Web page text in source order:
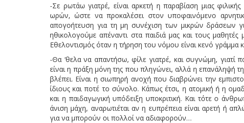
-Σε ρωτάω γιατρέ, είναι αρκετή η παραβίαση μιας
ωρών, ώστε να προκαλέσει στον υποφαινόμενο
απογοήτευση για τη μη συνέχιση των μικρών δράσεων
ηθικολογούμε απέναντι στα παιδιά μας και τους
Εθελοντισμός όταν η τήρηση του νόμου είναι κενό γράμμα
-Θα ‘θελα να απαντήσω, φίλε γιατρέ, και συγνώμη, γιατί
είναι η πράξη μόνη της που πληγώνει, αλλά η επανάληψή
βλέπει. Είναι η σιωπηρή ανοχή που διαβρώνει την
ίδιους και ποτέ το σύνολο. Κάπως έτσι, η ατομική ή η
και η παιδαγωγική υπόδειξη υποκριτική. Και τότε ο
άνιση μάχη, αναρωτιέται αν η ευπρέπεια είναι αρετή ή
για να μπορούν οι πολλοί να αδιαφορούν…